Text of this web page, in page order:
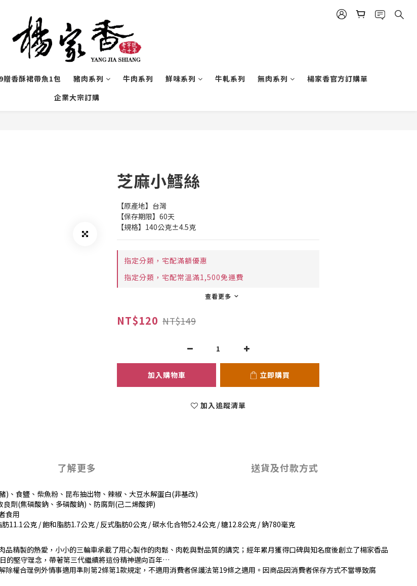
香酥裙帶魚1包 豬肉系列 牛肉系列 鮮味系列 牛軋系列 無肉系列
楊家香官方訂購單
企業大宗訂購
芝麻小鱈絲
【原產地】台灣
【保存期限】60天
【規格】140公克±4.5克
指定分類，宅配滿額優惠
指定分類，宅配常溫滿1,500免運費
查看更多
NT$120 NT$149
加入購物車 立即購買
加入追蹤清單
了解更多 送貨及付款方式
、食鹽、柴魚粉、昆布抽出物、辣椒、大豆水解蛋白(非基改)
劑(焦磷酸鈉、多磷酸鈉)、防腐劑(己二烯酸鉀)
食用
11.1公克 / 飽和脂肪1.7公克 / 反式脂肪0公克 / 碳水化合物52.4公克 / 糖12.8公克 / 鈉780毫克
品精製的熱愛，小小的三輪車承載了用心製作的肉鬆、肉乾與對品質的講究；經年累月獲得口碑與知名度後創立了楊家香品
的堅守理念，帶著第三代繼續將這份精神邁向百年…
除權合理例外情事適用準則第2條第1款規定，不適用消費者保護法第19條之適用。因商品因消費者保存方式不當導致腐